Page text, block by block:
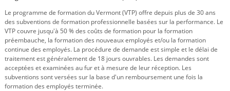
Le programme de formation du Vermont (VTP) offre depuis plus de 30 ans
des subventions de formation professionnelle basées sur la performance. Le
VTP couvre jusqu'à 50 % des coûts de formation pour la formation
préembauche, la formation des nouveaux employés et/ou la formation
continue des employés. La procédure de demande est simple et le délai de
traitement est généralement de 18 jours ouvrables. Les demandes sont
acceptées et examinées au fur et à mesure de leur réception. Les
subventions sont versées sur la base d'un remboursement une fois la
formation des employés terminée.